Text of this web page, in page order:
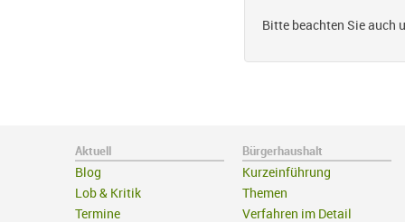
Bitte beachten Sie auch
Aktuell
Blog
Lob & Kritik
Termine
Bürgerhaushalt
Kurzeinführung
Themen
Verfahren im Detail